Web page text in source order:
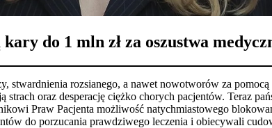
do 1 mln zł za oszustwa
stwardnienia rozsianego, a nawet nowotworów za
oraz desperację ciężko chorych pacjentów. Teraz
Praw Pacjenta możliwość natychmiastowego
do porzucania prawdziwego leczenia i obiecywali